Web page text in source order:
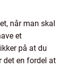
når man skal
et
på at du
det en fordel at